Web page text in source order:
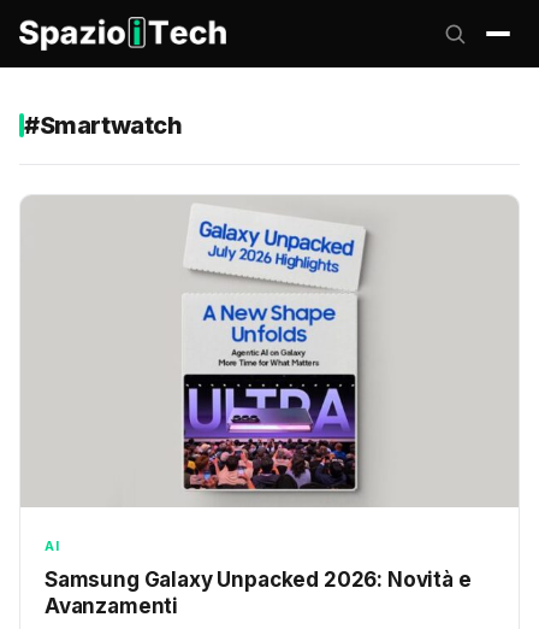
#Smartwatch
AI
Samsung Galaxy Unpacked 2026: Novità e
Avanzamenti